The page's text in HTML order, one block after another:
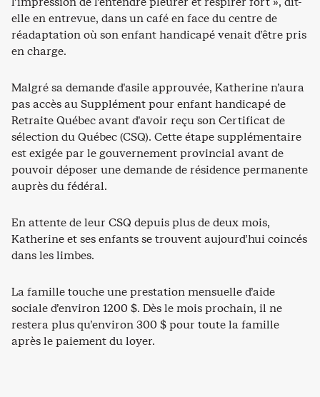
elle en entrevue, dans un café en face du centre de
réadaptation où son enfant handicapé venait d’être pris
en charge.
Malgré sa demande d’asile approuvée, Katherine n’aura
pas accès au Supplément pour enfant handicapé de
Retraite Québec avant d’avoir reçu son Certificat de
sélection du Québec (CSQ). Cette étape supplémentaire
est exigée par le gouvernement provincial avant de
pouvoir déposer une demande de résidence permanente
auprès du fédéral.
En attente de leur CSQ depuis plus de deux mois,
Katherine et ses enfants se trouvent aujourd’hui coincés
dans les limbes.
La famille touche une prestation mensuelle d’aide
sociale d’environ 1200 $. Dès le mois prochain, il ne
restera plus qu’environ 300 $ pour toute la famille
après le paiement du loyer.